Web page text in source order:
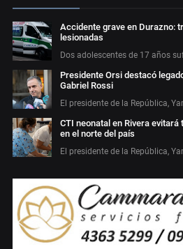
Accidente grave en Durazno:
lesionadas
Dos adolescentes de 17 años
Presidente Orsi destacó
Gabriel Rossi
El presidente de la República,
CTI neonatal en Rivera
en el norte del país
El presidente de la República,